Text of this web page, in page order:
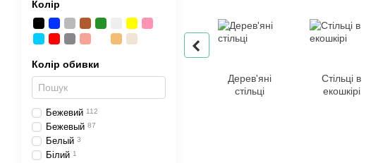
Дерев'яні
стільці
Стільці в
екошкірі
Колір
Колір обивки
Бежевий 112
Бежевый 87
Белый 3
Білий 1